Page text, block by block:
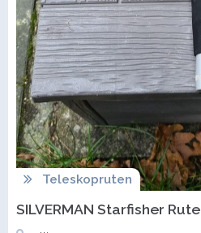
Teleskopruten
SILVERMAN Starfisher Rute